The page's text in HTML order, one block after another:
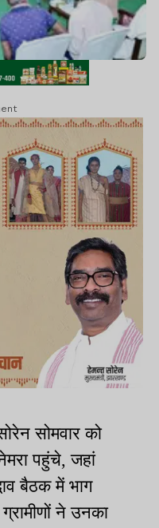
सोमवार को
पहुंचे, जहां
बैठक में भाग
ने उनका